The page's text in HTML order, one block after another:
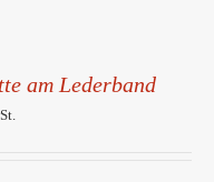
am Lederband